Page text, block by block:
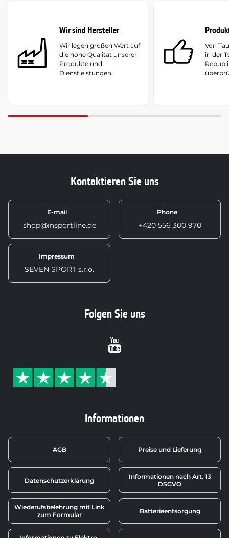
Wir sind Hersteller
Wir legen großen Wert auf
die hohe Qualität unserer
Produkte und
Dienstleistungen.
Von
in der
Kontaktieren Sie uns
E-mail
shop@insportline.de
Phone
+420 556 300 970
Impressum
SEVEN SPORT s.r.o.
Informationen
AGB Preise und Lieferung
Datenschutzerklärung
Informationen nach Art. 13
DSGVO
Wiederufsbelehrung mit Link
zum Formular
Batterieentsorgung
Folgen Sie uns
Youtube